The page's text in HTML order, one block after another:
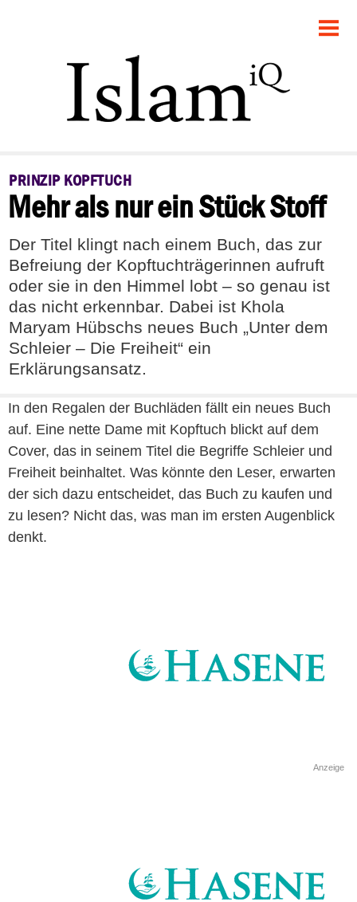
POLITIK
FEUILLETON
PANORAMA
RECHT
DEBATTE
PRINZIP KOPFTUCH
Mehr als nur ein Stück Stoff
Der Titel klingt nach einem Buch, das zur
Befreiung der Kopftuchträgerinnen aufruft
oder sie in den Himmel lobt – so genau ist
das nicht erkennbar. Dabei ist Khola
Maryam Hübschs neues Buch „Unter dem
Schleier – Die Freiheit“ ein
Erklärungsansatz.
In den Regalen der Buchläden fällt ein neues Buch
auf. Eine nette Dame mit Kopftuch blickt auf dem
Cover, das in seinem Titel die Begriffe Schleier und
Freiheit beinhaltet. Was könnte den Leser, erwarten
der sich dazu entscheidet, das Buch zu kaufen und
zu lesen? Nicht das, was man im ersten Augenblick
denkt.
Anzeige